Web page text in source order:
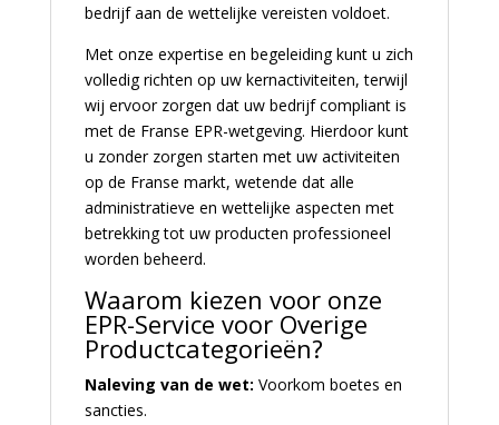
bedrijf aan de wettelijke vereisten voldoet.
Met onze expertise en begeleiding kunt u zich
volledig richten op uw kernactiviteiten, terwijl
wij ervoor zorgen dat uw bedrijf compliant is
met de Franse EPR-wetgeving. Hierdoor kunt
u zonder zorgen starten met uw activiteiten
op de Franse markt, wetende dat alle
administratieve en wettelijke aspecten met
betrekking tot uw producten professioneel
worden beheerd.
Waarom kiezen voor onze
EPR-Service voor Overige
Productcategorieën?
Naleving van de wet: Voorkom boetes en
sancties.